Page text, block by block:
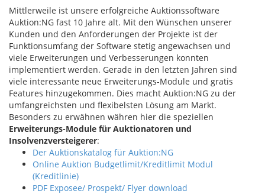
Mittlerweile ist unsere erfolgreiche Auktionssoftware
Auktion:NG fast 10 Jahre alt. Mit den Wünschen unserer
Kunden und den Anforderungen der Projekte ist der
Funktionsumfang der Software stetig angewachsen und
viele Erweiterungen und Verbesserungen konnten
implementiert werden. Gerade in den letzten Jahren sind
viele interessante neue Erweiterungs-Module und gratis
Features hinzugekommen. Dies macht Auktion:NG zu der
umfangreichsten und flexibelsten Lösung am Markt.
Besonders zu erwähnen währen hier die speziellen
Erweiterungs-Module für Auktionatoren und
Insolvenzversteigerer:
Der Auktionskatalog für Auktion:NG
Online Auktion Budgetlimit/Kreditlimit Modul
(Kreditlinie)
PDF Exposee/ Prospekt/ Flyer download